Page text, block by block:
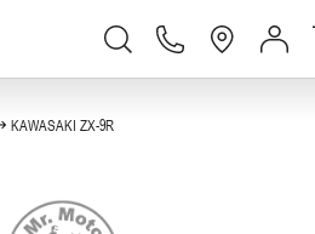
KAWASAKI ZX-9R